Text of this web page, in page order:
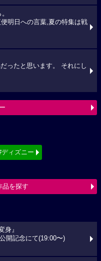
明日への言葉,夏の特集は戦
ったと思います。 それにし
ディズニー
品を探す
身』
開記念にて(19:00〜)